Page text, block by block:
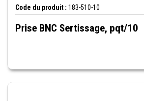
Code du produit : 183-510-10
Prise BNC Sertissage, pqt/10